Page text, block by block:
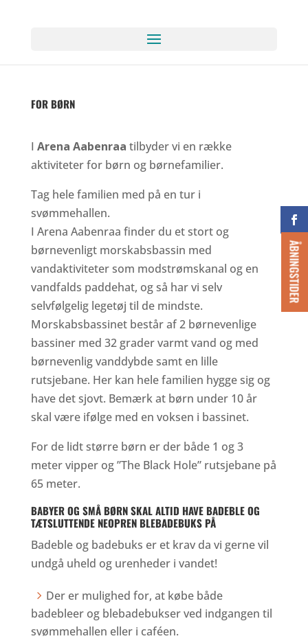
ÅBNINGSTIDER
FOR BØRN
I Arena Aabenraa tilbyder vi en række
aktiviteter for børn og børnefamilier.
Tag hele familien med på en tur i
svømmehallen.
I Arena Aabenraa finder du et stort og
børnevenligt morskabsbassin med
vandaktiviteter som modstrømskanal og en
vandfalds paddehat, og så har vi selv
selvfølgelig legetøj til de mindste.
Morskabsbassinet består af 2 børnevenlige
bassiner med 32 grader varmt vand og med
børnevenlig vanddybde samt en lille
rutsjebane. Her kan hele familien hygge sig og
have det sjovt. Bemærk at børn under 10 år
skal være ifølge med en voksen i bassinet.
For de lidt større børn er der både 1 og 3
meter vipper og ”The Black Hole” rutsjebane på
65 meter.
BABYER OG SMÅ BØRN SKAL ALTID HAVE BADEBLE OG
TÆTSLUTTENDE NEOPREN BLEBADEBUKS PÅ
Badeble og badebuks er et krav da vi gerne vil
undgå uheld og urenheder i vandet!
Der er mulighed for, at købe både
badebleer og blebadebukser ved indgangen til
svømmehallen eller i caféen.